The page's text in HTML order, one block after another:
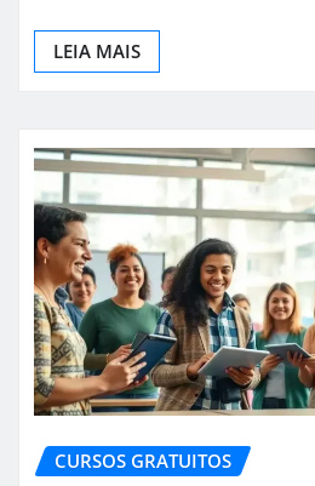
LEIA MAIS
CURSOS GRATUITOS